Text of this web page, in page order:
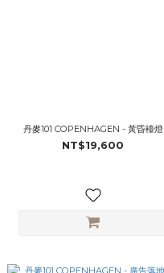
丹麥101 COPENHAGEN - 黃昏檯燈
NT$19,600